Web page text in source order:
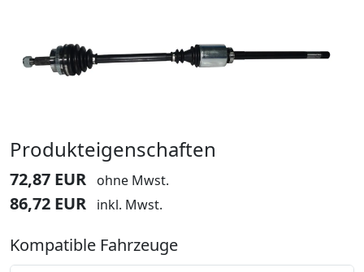
Produkteigenschaften
72,87 EUR ohne Mwst.
86,72 EUR inkl. Mwst.
Kompatible Fahrzeuge